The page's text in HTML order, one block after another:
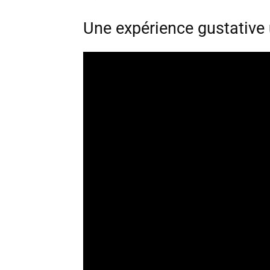
Une expérience gustative